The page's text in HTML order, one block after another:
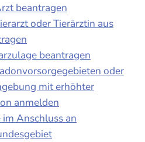
beantragen
oder Tierärztin aus
beantragen
oder
mit erhöhter
anmelden
Anschluss an